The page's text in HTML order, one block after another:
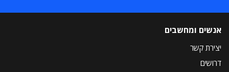
אנשים ומחשבים
יצירת קשר
דרושים